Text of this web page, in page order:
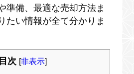
準備、最適な売却方法ま
たい情報が全て分かりま
目次 [非表示]